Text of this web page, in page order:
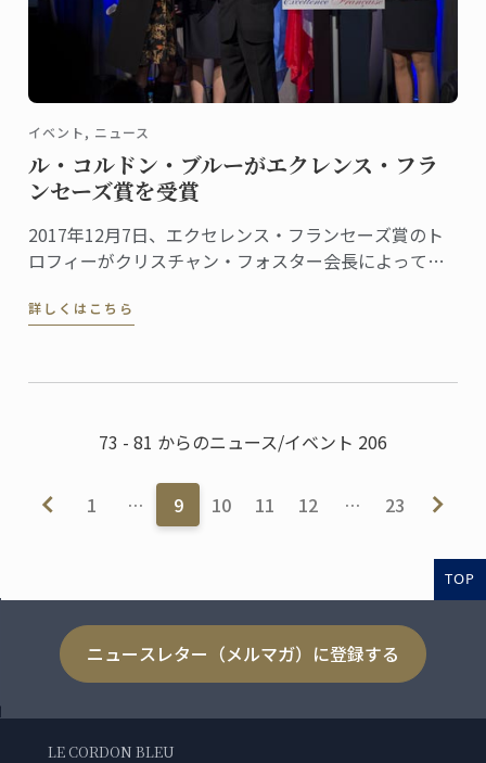
イベント, ニュース
ル・コルドン・ブルーがエクレンス・フラ
ンセーズ賞を受賞
2017年12月7日、エクセレンス・フランセーズ賞のト
ロフィーがクリスチャン・フォスター会長によって、
るル・コルドン・ブルー、パリ校に授与されました。
詳しくはこちら
73 - 81 からのニュース/イベント 206
1 … 9 10 11 12 … 23
TOP
ニュースレター（メルマガ）に登録する
LE CORDON BLEU